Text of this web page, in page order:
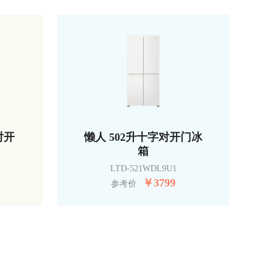
开
懒人 502升十字对开门冰
箱
LTD-521WDL9U1
参考价
￥3799